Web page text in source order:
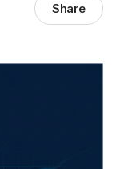
Share